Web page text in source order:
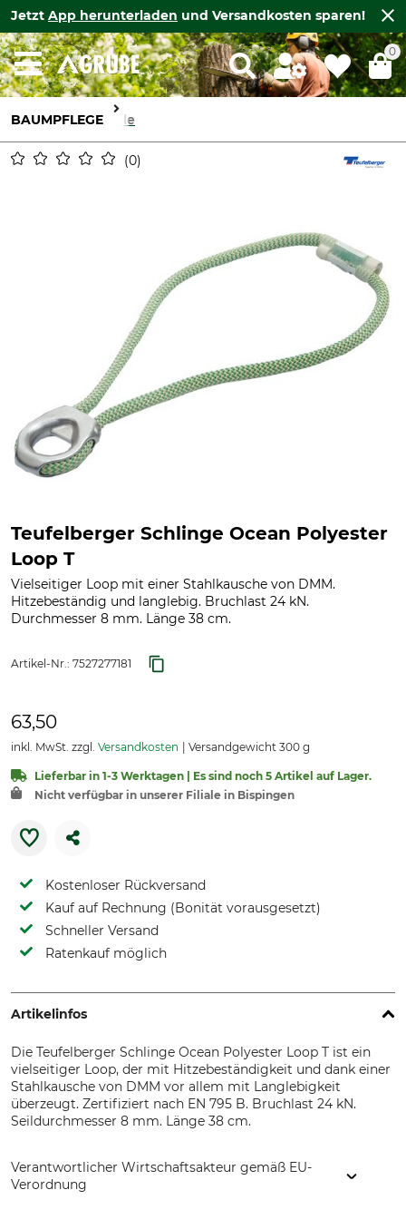
Jetzt App herunterladen und Versandkosten sparen!
0
BAUMPFLEGE Seile
0
Teufelberger Schlinge Ocean Polyester
Loop T
Vielseitiger Loop mit einer Stahlkausche von DMM.
Hitzebeständig und langlebig. Bruchlast 24 kN.
Durchmesser 8 mm. Länge 38 cm.
Artikel-Nr.: 7527277181
63,50
inkl. MwSt. zzgl. Versandkosten Versandgewicht 300 g
Lieferbar in 1-3 Werktagen | Es sind noch 5 Artikel auf Lager.
Nicht verfügbar in unserer Filiale in Bispingen
Kostenloser Rückversand
Kauf auf Rechnung (Bonität vorausgesetzt)
Schneller Versand
Ratenkauf möglich
Artikelinfos
Die Teufelberger Schlinge Ocean Polyester Loop T ist ein
vielseitiger Loop, der mit Hitzebeständigkeit und dank einer
Stahlkausche von DMM vor allem mit Langlebigkeit
überzeugt. Zertifiziert nach EN 795 B. Bruchlast 24 kN.
Seildurchmesser 8 mm. Länge 38 cm.
Verantwortlicher Wirtschaftsakteur gemäß EU-
Verordnung